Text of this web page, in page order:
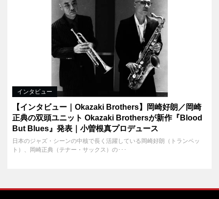
インタビュー
【インタビュー｜Okazaki Brothers】岡崎好朗／岡崎
正典の双頭ユニット Okazaki Brothersが新作『Blood
But Blues』発表｜小曽根真プロデュース
日本のジャズ・シーンの中核で長く活躍している岡崎好朗（トランペッ
ト）、岡崎正典（テナー・サックス）の･･･